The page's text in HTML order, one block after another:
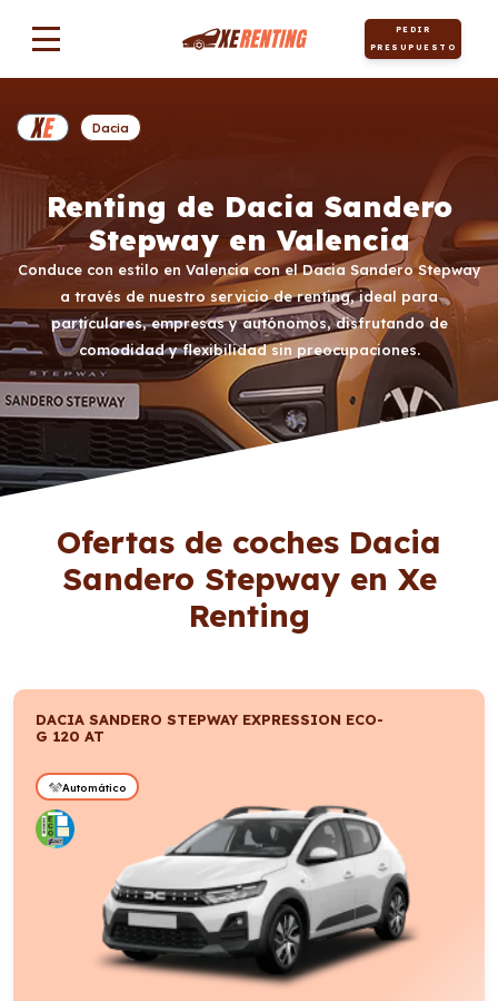
PEDIR
PRESUPUESTO
Renting de Dacia Sandero
Stepway en Valencia
Conduce con estilo en Valencia con el Dacia Sandero Stepway
a través de nuestro servicio de renting, ideal para
particulares, empresas y autónomos, disfrutando de
comodidad y flexibilidad sin preocupaciones.
Dacia
Ofertas de coches Dacia
Sandero Stepway en Xe
Renting
DACIA SANDERO STEPWAY EXPRESSION ECO-
G 120 AT
Automático